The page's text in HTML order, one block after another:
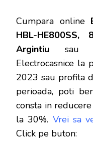
Cumpara online
HBL-
Argintiu sau
Electrocasnice la
2023 sau profita
perioada, poti
consta in
la 30%. Vrei sa
Click pe buton: